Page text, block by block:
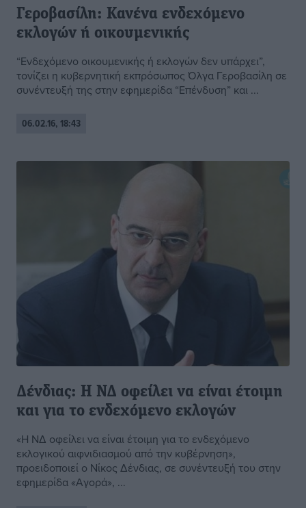
Γεροβασίλη: Κανένα ενδεχόμενο
εκλογών ή οικουμενικής
“Ενδεχόμενο οικουμενικής ή εκλογών δεν υπάρχει”,
τονίζει η κυβερνητική εκπρόσωπος Όλγα Γεροβασίλη σε
συνέντευξή της στην εφημερίδα “Επένδυση” και ...
06.02.16, 18:43
Δένδιας: Η ΝΔ οφείλει να είναι έτοιμη
και για το ενδεχόμενο εκλογών
«Η ΝΔ οφείλει να είναι έτοιμη για το ενδεχόμενο
εκλογικού αιφνιδιασμού από την κυβέρνηση»,
προειδοποιεί ο Νίκος Δένδιας, σε συνέντευξή του στην
εφημερίδα «Αγορά», ...